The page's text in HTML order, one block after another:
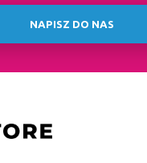
NAPISZ DO NAS